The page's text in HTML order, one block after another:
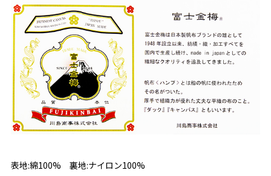
表地:綿100% 裏地:ナイロン100%